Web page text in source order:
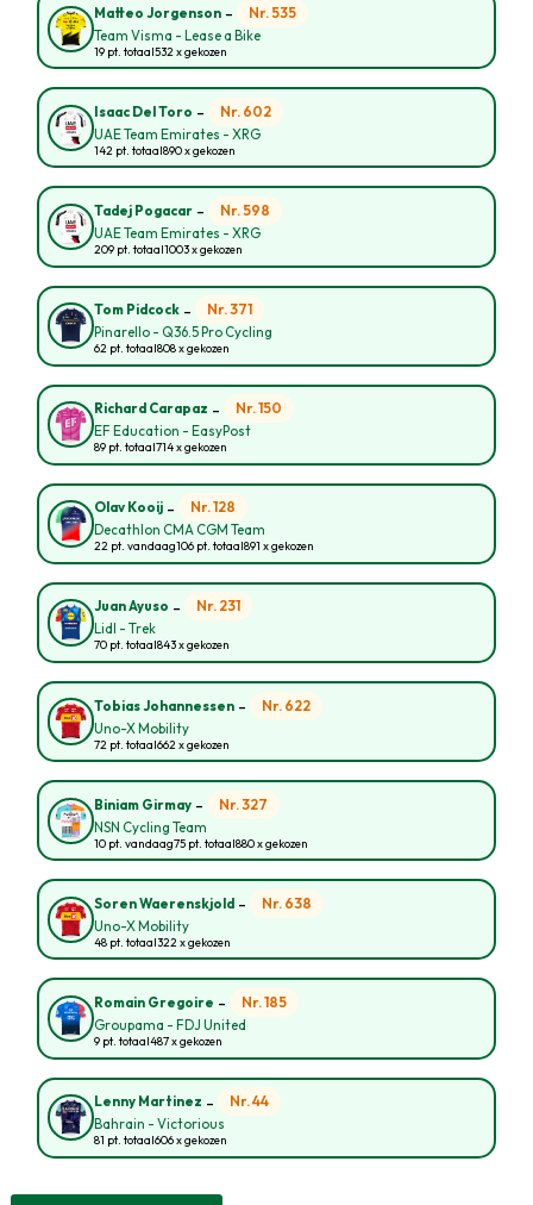
Matteo Jorgenson - Nr. 535
Team Visma - Lease a Bike
19 pt. totaal532 x gekozen
Isaac Del Toro - Nr. 602
UAE Team Emirates - XRG
142 pt. totaal890 x gekozen
Tadej Pogacar - Nr. 598
UAE Team Emirates - XRG
209 pt. totaal1003 x gekozen
Tom Pidcock - Nr. 371
Pinarello - Q36.5 Pro Cycling
62 pt. totaal808 x gekozen
Richard Carapaz - Nr. 150
EF Education - EasyPost
89 pt. totaal714 x gekozen
Olav Kooij - Nr. 128
Decathlon CMA CGM Team
22 pt. vandaag106 pt. totaal891 x gekozen
Juan Ayuso - Nr. 231
Lidl - Trek
70 pt. totaal843 x gekozen
Tobias Johannessen - Nr. 622
Uno-X Mobility
72 pt. totaal662 x gekozen
Biniam Girmay - Nr. 327
NSN Cycling Team
10 pt. vandaag75 pt. totaal880 x gekozen
Soren Waerenskjold - Nr. 638
Uno-X Mobility
48 pt. totaal322 x gekozen
Romain Gregoire - Nr. 185
Groupama - FDJ United
9 pt. totaal487 x gekozen
Lenny Martinez - Nr. 44
Bahrain - Victorious
81 pt. totaal606 x gekozen